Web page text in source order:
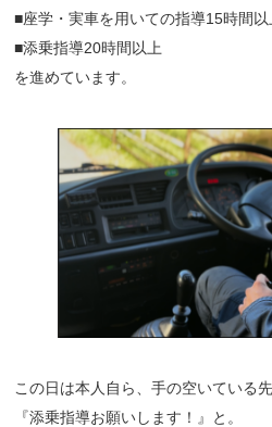
■座学・実車を用いての指導15時間以
■添乗指導20時間以上
を進めています。
この日は本人自ら、手の空いている
『添乗指導お願いします！』と。